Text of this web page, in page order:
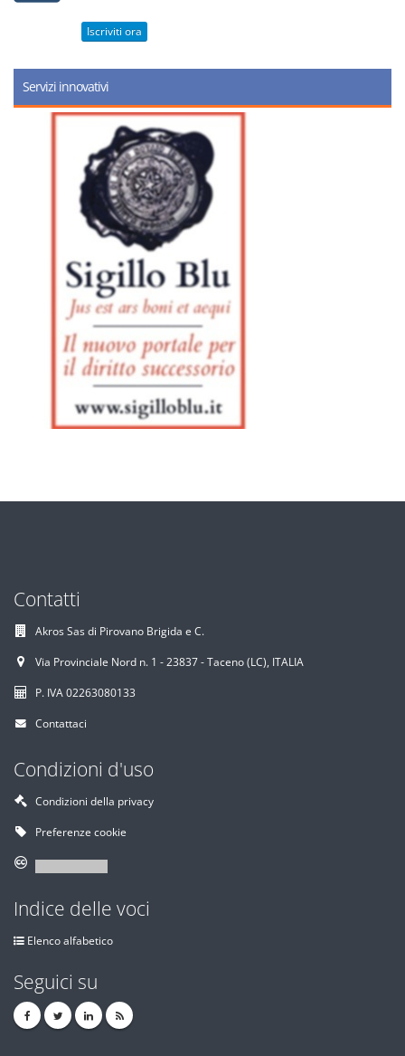
Iscriviti ora
Servizi innovativi
Contatti
Akros Sas di Pirovano Brigida e C.
Via Provinciale Nord n. 1 - 23837 - Taceno (LC), ITALIA
P. IVA 02263080133
Contattaci
Condizioni d'uso
Condizioni della privacy
Preferenze cookie
Indice delle voci
Elenco alfabetico
Seguici su